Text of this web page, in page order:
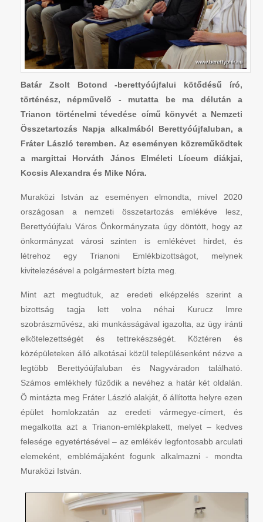
Batár Zsolt Botond -berettyóújfalui kötődésű író,
történész, népművelő - mutatta be ma délután a
Trianon történelmi tévedése című könyvét a Nemzeti
Összetartozás Napja alkalmából Berettyóújfaluban, a
Fráter László teremben. Az eseményen közreműködtek
a margittai Horváth János Elméleti Líceum diákjai,
Kocsis Alexandra és Mike Nóra.
Muraközi István az eseményen elmondta, mivel 2020
országosan a nemzeti összetartozás emlékéve lesz,
Berettyóújfalu Város Önkormányzata úgy döntött, hogy az
önkormányzat városi szinten is emlékévet hirdet, és
létrehoz egy Trianoni Emlékbizottságot, melynek
kivitelezésével a polgármestert bízta meg.
Mint azt megtudtuk, az eredeti elképzelés szerint a
bizottság tagja lett volna néhai Kurucz Imre
szobrászművész, aki munkásságával igazolta, az ügy iránti
elkötelezettségét és tettrekészségét. Köztéren és
középületeken álló alkotásai közül településenként nézve a
legtöbb Berettyóújfaluban és Nagyváradon található.
Számos emlékhely fűződik a nevéhez a határ két oldalán.
Ö mintázta meg Fráter László alakját, ő állította helyre ezen
épület homlokzatán az eredeti vármegye-címert, és
megalkotta azt a Trianon-emlékplakett, melyet – kedves
felesége egyetértésével – az emlékév legfontosabb arculati
elemeként, emblémájaként fogunk alkalmazni - mondta
Muraközi István.